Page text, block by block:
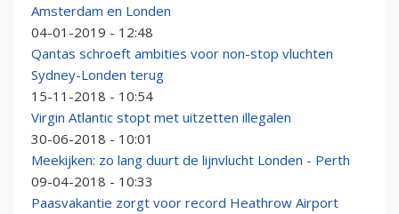
Amsterdam en Londen
04-01-2019 - 12:48
Qantas schroeft ambities voor non-stop vluchten
Sydney-Londen terug
15-11-2018 - 10:54
Virgin Atlantic stopt met uitzetten illegalen
30-06-2018 - 10:01
Meekijken: zo lang duurt de lijnvlucht Londen - Perth
09-04-2018 - 10:33
Paasvakantie zorgt voor record Heathrow Airport